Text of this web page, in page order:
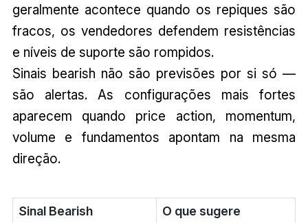
geralmente acontece quando os repiques são
fracos, os vendedores defendem resistências
e níveis de suporte são rompidos.
Sinais bearish não são previsões por si só —
são alertas. As configurações mais fortes
aparecem quando price action, momentum,
volume e fundamentos apontam na mesma
direção.
Sinal Bearish
O que sugere